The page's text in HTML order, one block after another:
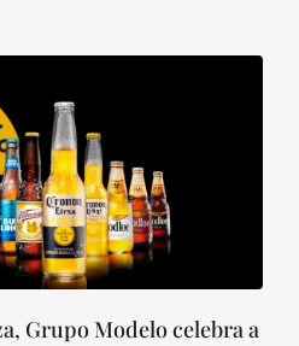
Grupo Modelo celebra a